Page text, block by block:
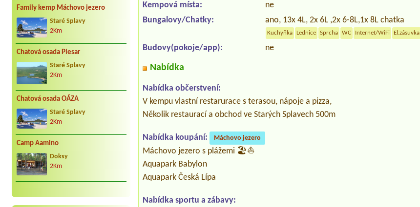
Family kemp Máchovo jezero
Staré Splavy
2Km
Chatová osada Plesar
Staré Splavy
2Km
Chatová osada OÁZA
Staré Splavy
2Km
Camp Aamino
Doksy
2Km
Kempová místa:
ne
Bungalovy/Chatky:
ano, 13x 4L, 2x 6L ,2x 6-8L,1x 8L chatka
Kuchyňka Lednice Sprcha WC Internet/WiFi El.zásuvka
Budovy(pokoje/app): ne
Nabídka
Nabídka občerstvení:
V kempu vlastní restarurace s terasou, nápoje a pizza,
Několik restaurací a obchod ve Starých Splavech 500m
Nabídka koupání: Máchovo jezero
Máchovo jezero s plážemi 🏖️⛵
Aquapark Babylon
Aquapark Česká Lípa
Nabídka sportu a zábavy: